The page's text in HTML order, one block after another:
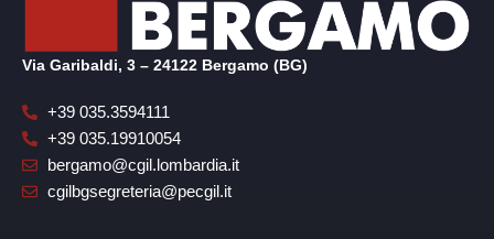
Via Garibaldi, 3 – 24122 Bergamo (BG)
+39 035.3594111
+39 035.19910054
bergamo@cgil.lombardia.it
cgilbgsegreteria@pecgil.it